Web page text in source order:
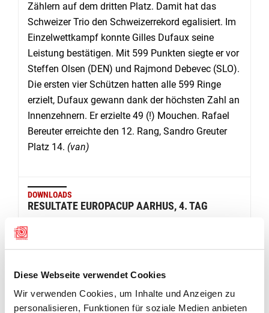
Diese Webseite verwendet Cookies
Wir verwenden Cookies, um Inhalte und Anzeigen zu
personalisieren, Funktionen für soziale Medien anbieten
Zählern auf dem dritten Platz. Damit hat das
Schweizer Trio den Schweizerrekord egalisiert. Im
Einzelwettkampf konnte Gilles Dufaux seine
Leistung bestätigen. Mit 599 Punkten siegte er vor
Steffen Olsen (DEN) und Rajmond Debevec (SLO).
Die ersten vier Schützen hatten alle 599 Ringe
erzielt, Dufaux gewann dank der höchsten Zahl an
Innenzehnern. Er erzielte 49 (!) Mouchen. Rafael
Bereuter erreichte den 12. Rang, Sandro Greuter
Platz 14. (van)
DOWNLOADS
RESULTATE EUROPACUP AARHUS, 4. TAG
Europacup Aarhus Gewehr 300m liegend Frauen + Männer Elimination